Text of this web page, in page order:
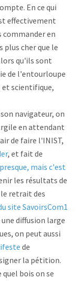
En ce qui
effectivement
commander en
plus cher que le
qu'ils sont
de l'entourloupe
et scientifique,
navigateur, on
en attendant
de faire l'INIST,
, et fait de
mais c'est
les résultats de
retrait des
site SavoirsCom1
diffusion large
on peut aussi
de
la pétition.
bois on se